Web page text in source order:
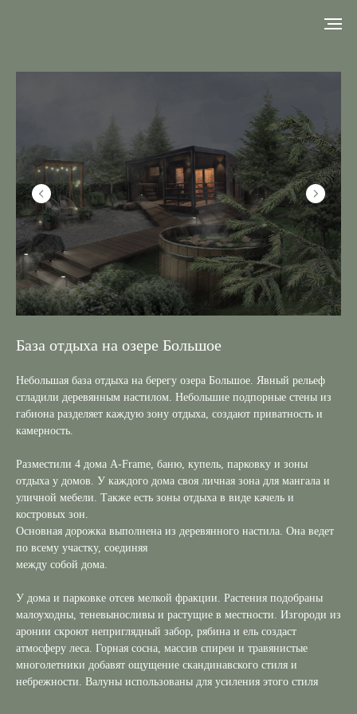
База отдыха на озере Большое
Небольшая база отдыха на берегу озера Большое. Явный рельеф
сгладили деревянным настилом. Небольшие подпорные стены из
габиона разделяет каждую зону отдыха, создают приватность и
камерность.
Разместили 4 дома А-Frame, баню, купель, парковку и зоны
отдыха у домов. У каждого дома своя личная зона для мангала и
уличной мебели. Также есть зоны отдыха в виде качель и
костровых зон.
Основная дорожка выполнена из деревянного настила. Она ведет
по всему участку, соединяя
между собой дома.
У дома и парковке отсев мелкой фракции. Растения подобраны
малоуходны, теневыносливы и растущие в местности. Изгороди из
аронии скроют неприглядный забор, рябина и ель создаст
атмосферу леса. Горная сосна, массив спиреи и травянистые
многолетники добавят ощущение скандинавского стиля и
небрежности. Валуны использованы для усиления этого стиля